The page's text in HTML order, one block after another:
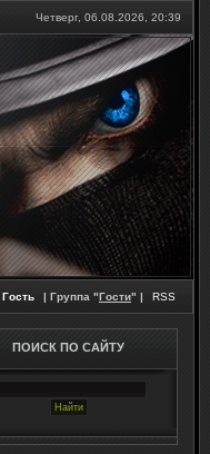
Четверг, 06.08.2026, 20:39
Гость | Группа "Гости" | RSS
ПОИСК ПО САЙТУ